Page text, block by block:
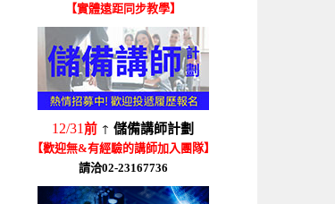
【實體遠距同步教學】
12/31前 ↑ 儲備講師計劃
【歡迎無&有經驗的講師加入團隊】
請洽02-23167736